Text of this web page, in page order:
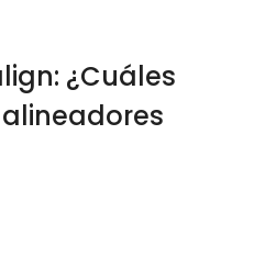
¿Cuáles